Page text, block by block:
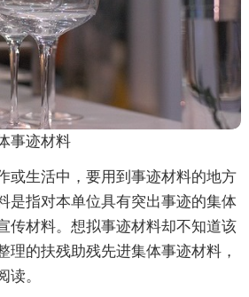
事迹材料
或生活中，要用到事迹材料的地方
是指对本单位具有突出事迹的集体
传材料。想拟事迹材料却不知道该
理的扶残助残先进集体事迹材料，
读。